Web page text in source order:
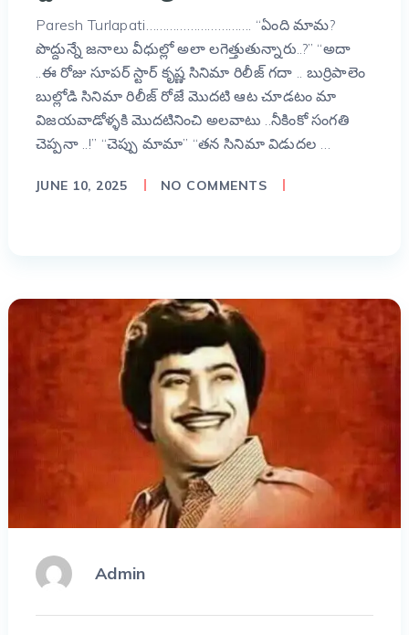
Paresh Turlapati…………………………. “ఏంది మామ?
పొద్దున్నే జనాలు వీధుల్లో అలా లగెత్తుతున్నారు..?” “అదా
..ఈ రోజు సూపర్ స్టార్ కృష్ణ సినిమా రిలీజ్ గదా .. బుర్రిపాలెం
బుల్లోడి సినిమా రిలీజ్ రోజే మొదటి ఆట చూడటం మా
విజయవాడోళ్ళకి మొదటినించి అలవాటు ..నీకింకో సంగతి
చెప్పనా ..!” “చెప్పు మామా” “తన సినిమా విడుదల …
JUNE 10, 2025 NO COMMENTS
Admin